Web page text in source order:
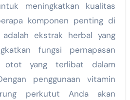
meningkatkan kualitas
komponen penting di
ekstrak herbal yang
fungsi pernapasan
otot yang terlibat dalam
penggunaan vitamin
perkutut Anda akan